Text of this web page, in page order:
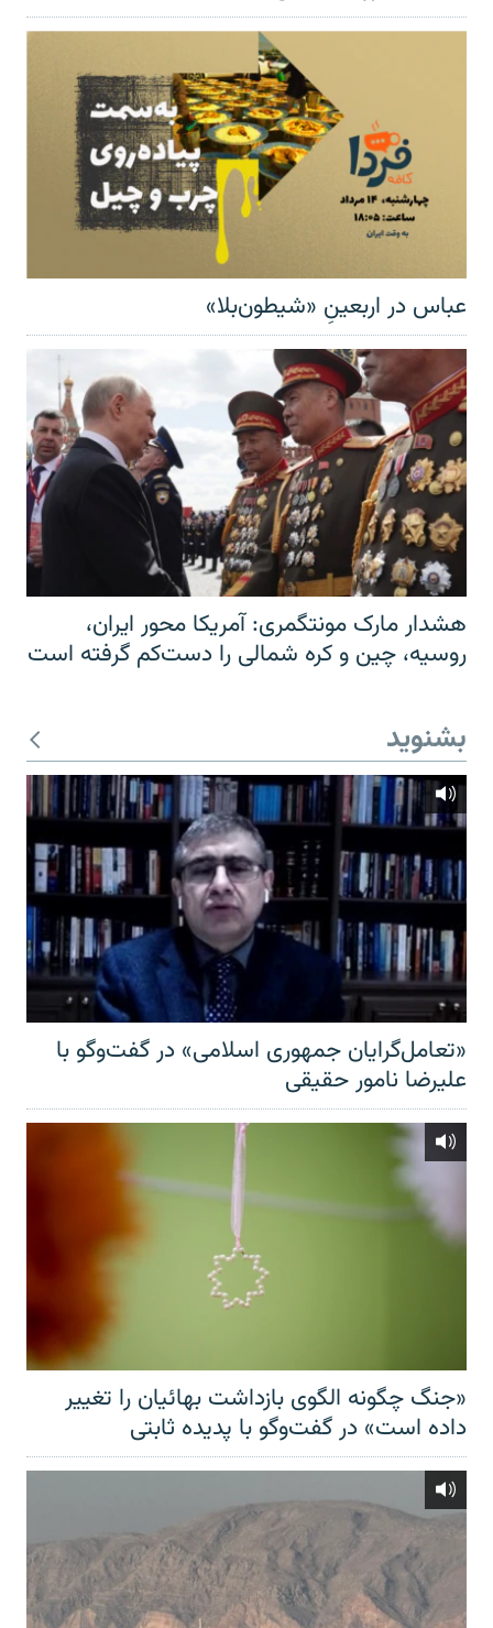
عباس در اربعینِ «شیطون‌بلا»
هشدار مارک مونتگمری: آمریکا محور ایران،
روسیه، چین و کره شمالی را دست‌کم گرفته است
بشنوید
«تعامل‌گرایان جمهوری اسلامی» در گفت‌وگو با
علیرضا نامور حقیقی
«جنگ چگونه الگوی بازداشت بهائیان را تغییر
داده است» در گفت‌وگو با پدیده ثابتی